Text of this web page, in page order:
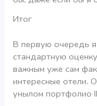
Итог
В первую очередь
стандартную оценку
важным уже сам
интересные отели.
унылом портфолио